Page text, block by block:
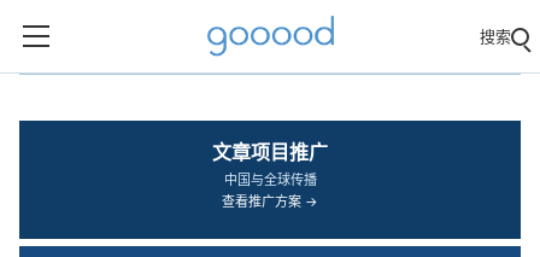
搜索
文章项目推广
中国与全球传播
查看推广方案 →